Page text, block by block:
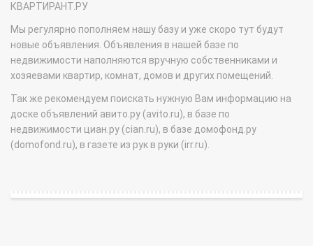
КВАРТИРАНТ.РУ
Мы регулярно пополняем нашу базу и уже скоро тут будут
новые объявления. Объявления в нашей базе по
недвижимости наполняются вручную собственниками и
хозяевами квартир, комнат, домов и других помещений.
Так же рекомендуем поискать нужную Вам информацию на
доске объявлений авито.ру (avito.ru), в базе по
недвижимости циан.ру (cian.ru), в базе домофонд.ру
(domofond.ru), в газете из рук в руки (irr.ru).